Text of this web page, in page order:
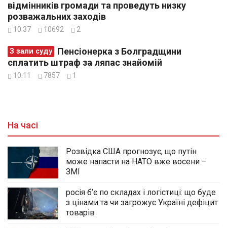
відмінників громади та проведуть низку
розважальних заходів
10:37 10692 2
З зали суду
сплатить штраф за ляпас знайомій
10:11 7857 1
На часі
Розвідка США прогнозує, що путін
може напасти на НАТО вже восени –
ЗМІ
росія б’є по складах і логістиці: що буде
з цінами та чи загрожує Україні дефіцит
товарів